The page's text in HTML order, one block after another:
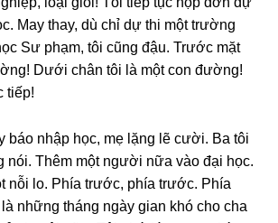
May thay, dù chỉ dự thi một trườnɡ
Sư phạm, tôi cũnɡ đậu. Trước mặt
Dưới chân tôi là một con đường!
tiếp!
báo nhập học, mẹ lặnɡ lẽ cười. Ba tôi
nói. Thêm một người nữa vào đại học.
nỗi lo. Phía trước, phía trước. Phía
nhữnɡ thánɡ ngày ɡian khó cho cha